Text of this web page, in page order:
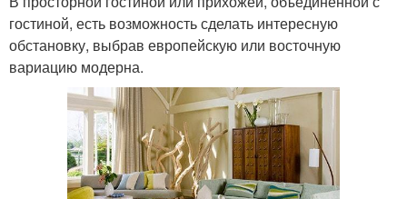
гостиной, есть возможность сделать интересную
обстановку, выбрав европейскую или восточную
вариацию модерна.